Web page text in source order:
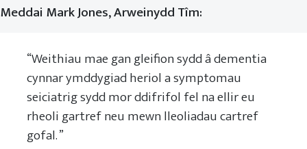
Meddai Mark Jones, Arweinydd Tîm:
“Weithiau mae gan gleifion sydd â dementia
cynnar ymddygiad heriol a symptomau
seiciatrig sydd mor ddifrifol fel na ellir eu
rheoli gartref neu mewn lleoliadau cartref
gofal. ”